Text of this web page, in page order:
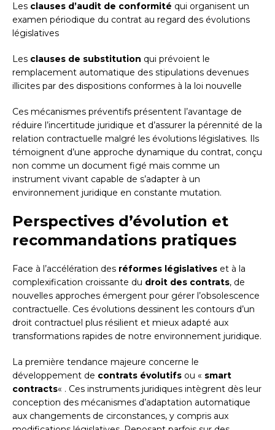
Les clauses d’audit de conformité qui organisent un
examen périodique du contrat au regard des évolutions
législatives
Les clauses de substitution qui prévoient le
remplacement automatique des stipulations devenues
illicites par des dispositions conformes à la loi nouvelle
Ces mécanismes préventifs présentent l’avantage de
réduire l’incertitude juridique et d’assurer la pérennité de la
relation contractuelle malgré les évolutions législatives. Ils
témoignent d’une approche dynamique du contrat, conçu
non comme un document figé mais comme un
instrument vivant capable de s’adapter à un
environnement juridique en constante mutation.
Perspectives d’évolution et
recommandations pratiques
Face à l’accélération des réformes législatives et à la
complexification croissante du droit des contrats, de
nouvelles approches émergent pour gérer l’obsolescence
contractuelle. Ces évolutions dessinent les contours d’un
droit contractuel plus résilient et mieux adapté aux
transformations rapides de notre environnement juridique.
La première tendance majeure concerne le
développement de contrats évolutifs ou « smart
contracts« . Ces instruments juridiques intègrent dès leur
conception des mécanismes d’adaptation automatique
aux changements de circonstances, y compris aux